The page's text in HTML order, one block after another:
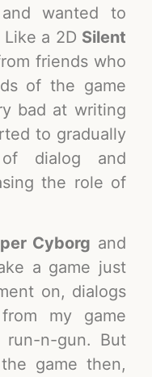
wanted to
a 2D Silent
friends who
of the game
bad at writing
to gradually
dialog and
the role of
Cyborg and
a game just
on, dialogs
my game
run-n-gun. But
game then,